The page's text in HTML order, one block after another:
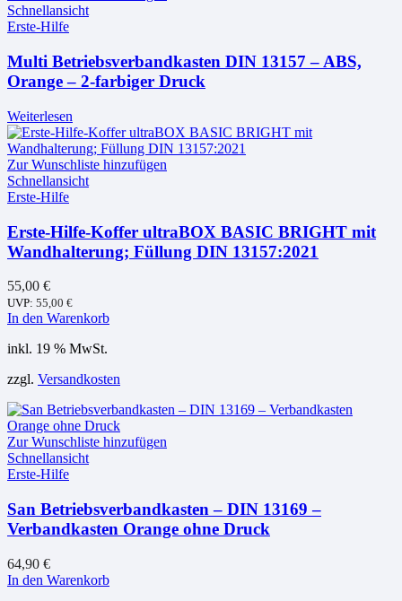
Schnellansicht
Erste-Hilfe
Multi Betriebsverbandkasten DIN 13157 – ABS,
Orange – 2-farbiger Druck
Weiterlesen
Zur Wunschliste hinzufügen
Schnellansicht
Erste-Hilfe
Erste-Hilfe-Koffer ultraBOX BASIC BRIGHT mit
Wandhalterung; Füllung DIN 13157:2021
55,00 €
UVP: 55,00 €
In den Warenkorb
inkl. 19 % MwSt.
zzgl. Versandkosten
Zur Wunschliste hinzufügen
Schnellansicht
Erste-Hilfe
San Betriebsverbandkasten – DIN 13169 –
Verbandkasten Orange ohne Druck
64,90 €
In den Warenkorb